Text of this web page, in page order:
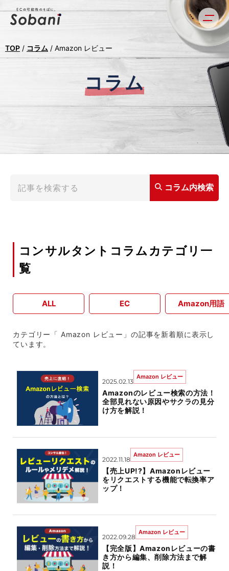
TOP / コラム / Amazon レビュー
コラム
コラム内検索
コンサルタントコラムカテゴリ一
覧
ALL EC Amazon用語
カテゴリー「 Amazon レビュー」の記事を新着順に表示し
ています。
2025.02.13
Amazon レビュー
Amazonのレビュー検索の方法！
全部見れない原因やサクラの見分
け方を解説！
2022.11.18
Amazon レビュー
【売上UP!?】Amazonレビュー
をリクエストする機能で転換率ア
ップ！
2022.09.28
Amazon レビュー
【完全版】Amazonレビューの書
き方から編集、削除方法まで解
説！